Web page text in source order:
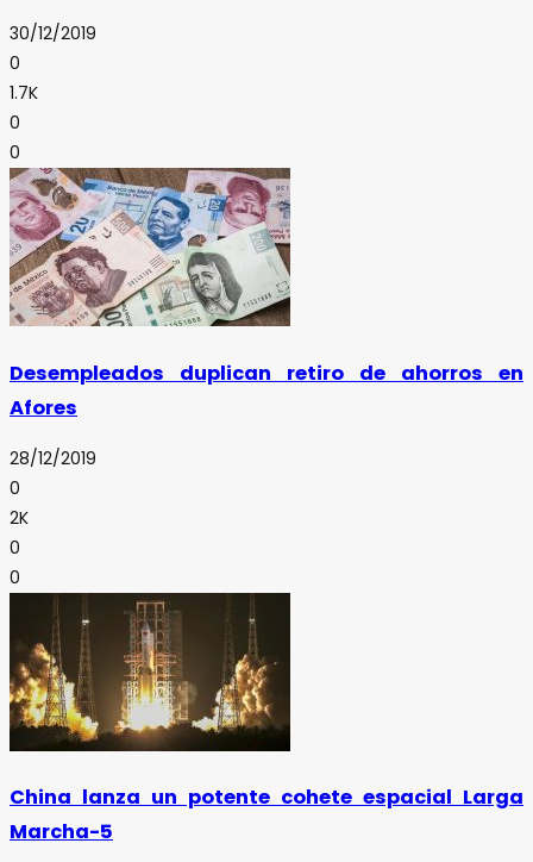
30/12/2019
0
1.7K
0
0
Desempleados duplican retiro de ahorros en
Afores
28/12/2019
0
2K
0
0
China lanza un potente cohete espacial Larga
Marcha-5